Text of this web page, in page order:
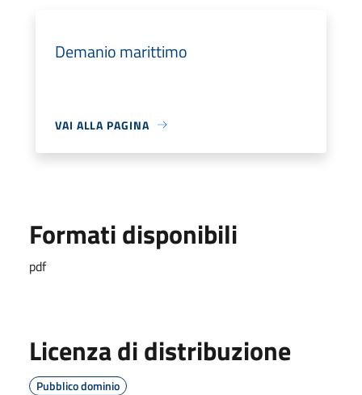
Demanio marittimo
VAI ALLA PAGINA
Formati disponibili
pdf
Licenza di distribuzione
Pubblico dominio